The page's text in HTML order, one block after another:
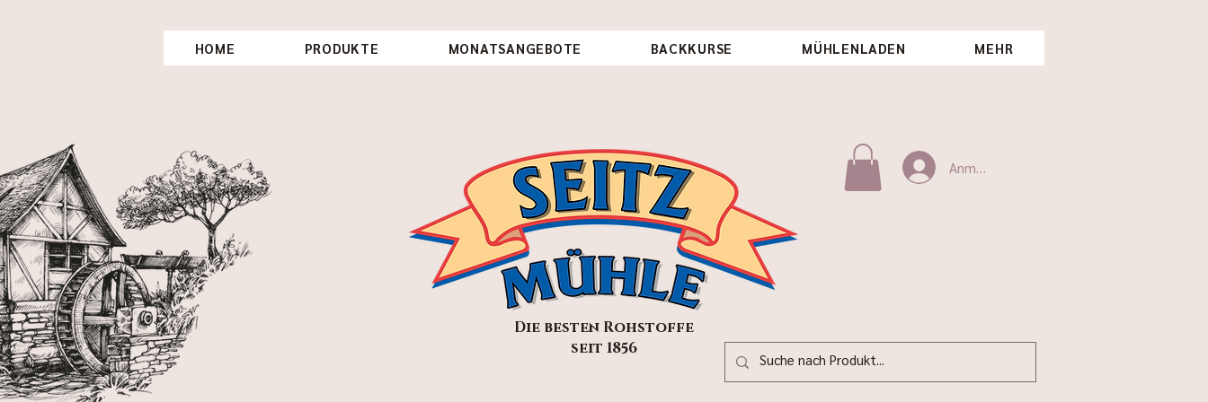
HOME PRODUKTE MONATSANGEBOTE BACKKURSE MÜHLENLADEN MEHR
Die besten Rohstoffe
seit 1856
Anmelden